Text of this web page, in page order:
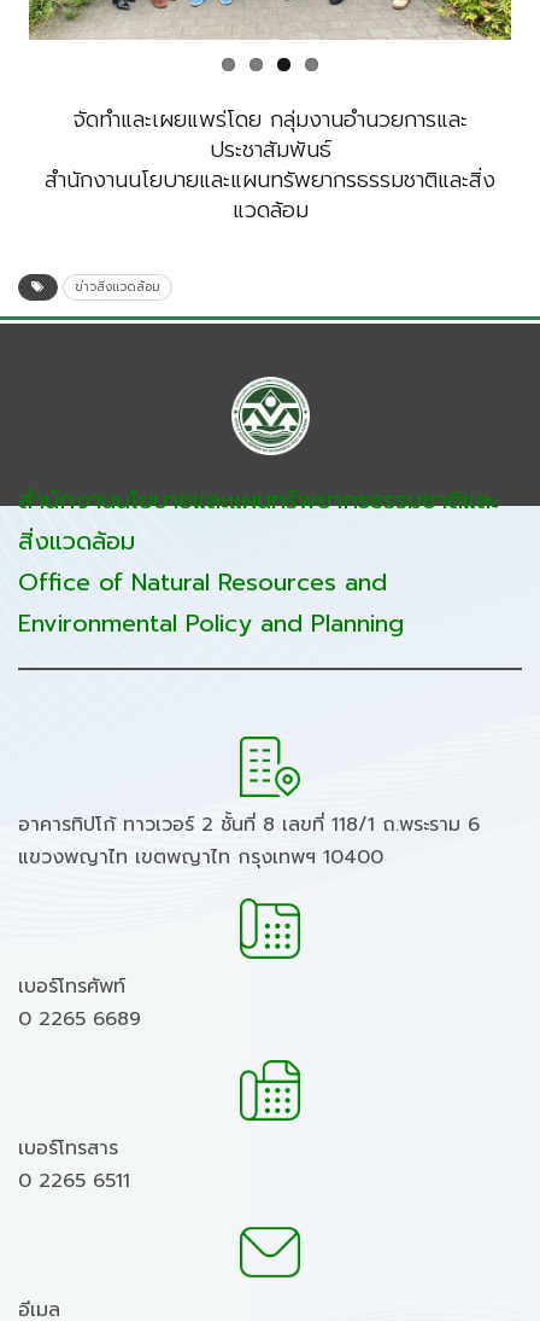
จัดทำและเผยแพร่โดย กลุ่มงานอำนวยการและ
ประชาสัมพันธ์
สำนักงานนโยบายและแผนทรัพยากรธรรมชาติและสิ่ง
แวดล้อม
ข่าวสิ่งแวดล้อม
สำนักงานนโยบายและแผนทรัพยากรธรรมชาติและ
สิ่งแวดล้อม
Office of Natural Resources and
Environmental Policy and Planning
อาคารทิปโก้ ทาวเวอร์ 2 ชั้นที่ 8 เลขที่ 118/1 ถ.พระราม 6
แขวงพญาไท เขตพญาไท กรุงเทพฯ 10400
เบอร์โทรศัพท์
0 2265 6689
เบอร์โทรสาร
0 2265 6511
อีเมล